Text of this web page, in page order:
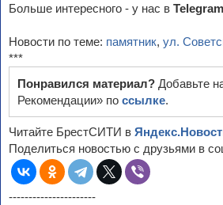
Больше интересного - у нас в Telegram
Новости по теме: памятник, ул.
***
Понравился материал? Добавьте
Рекомендации» по ссылке.
Читайте БрестСИТИ в
Поделиться новостью с друзьями в
----------------------